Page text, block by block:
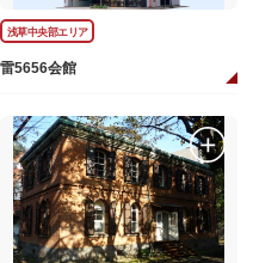
浅草中央部エリア
雷5656会館